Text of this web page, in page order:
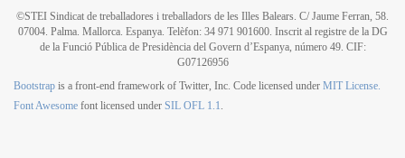
©STEI Sindicat de treballadores i treballadors de les Illes Balears. C/ Jaume Ferran, 58.
07004. Palma. Mallorca. Espanya. Telèfon: 34 971 901600. Inscrit al registre de la DG
de la Funció Pública de Presidència del Govern d’Espanya, número 49. CIF:
G07126956
Bootstrap is a front-end framework of Twitter, Inc. Code licensed under MIT License.
Font Awesome font licensed under SIL OFL 1.1.